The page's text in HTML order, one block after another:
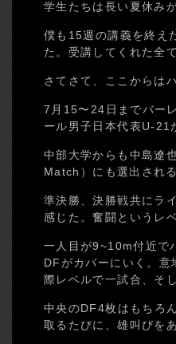
学生たちは長い夏休み
僕も15週の講義を終え
た。受講してくれた全
さてさて、ここからは
7月15〜24日までバー
ール男子日本代表U-21
中部大学からも中島遼
Match）にも選出され
準決勝、決勝戦共にラ
感じた。奮闘というレ
一人目が9~10m付近で
DFがカバーにいく。
際レベルで一試合、そ
中央のDF4枚はもちろ
取るたびに、雄叫びを